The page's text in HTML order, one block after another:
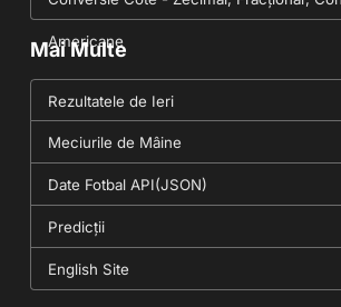
Americane
Mai Multe
Rezultatele de Ieri
Meciurile de Mâine
Date Fotbal API(JSON)
Predicții
English Site